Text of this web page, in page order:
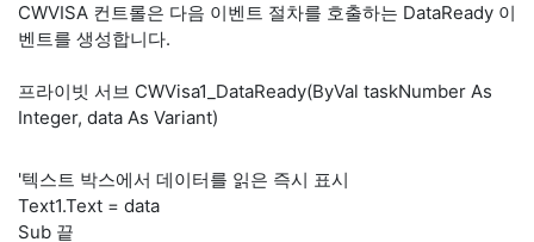
CWVISA 컨트롤은 다음 이벤트 절차를 호출하는 DataReady 이
벤트를 생성합니다.
프라이빗 서브 CWVisa1_DataReady(ByVal taskNumber As
Integer, data As Variant)
'텍스트 박스에서 데이터를 읽은 즉시 표시
Text1.Text = data
Sub 끝